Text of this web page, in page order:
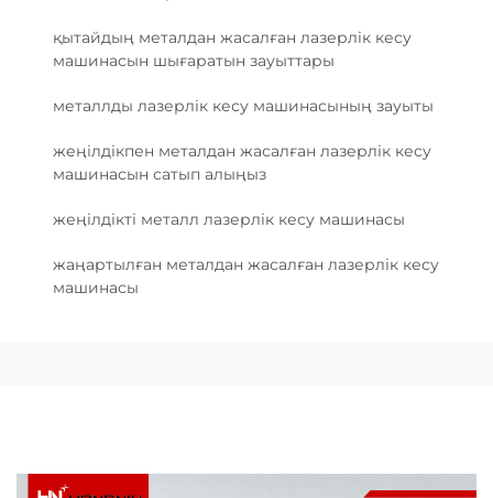
қытайдың металдан жасалған лазерлік кесу
машинасын шығаратын зауыттары
металлды лазерлік кесу машинасының зауыты
жеңілдікпен металдан жасалған лазерлік кесу
машинасын сатып алыңыз
жеңілдікті металл лазерлік кесу машинасы
жаңартылған металдан жасалған лазерлік кесу
машинасы